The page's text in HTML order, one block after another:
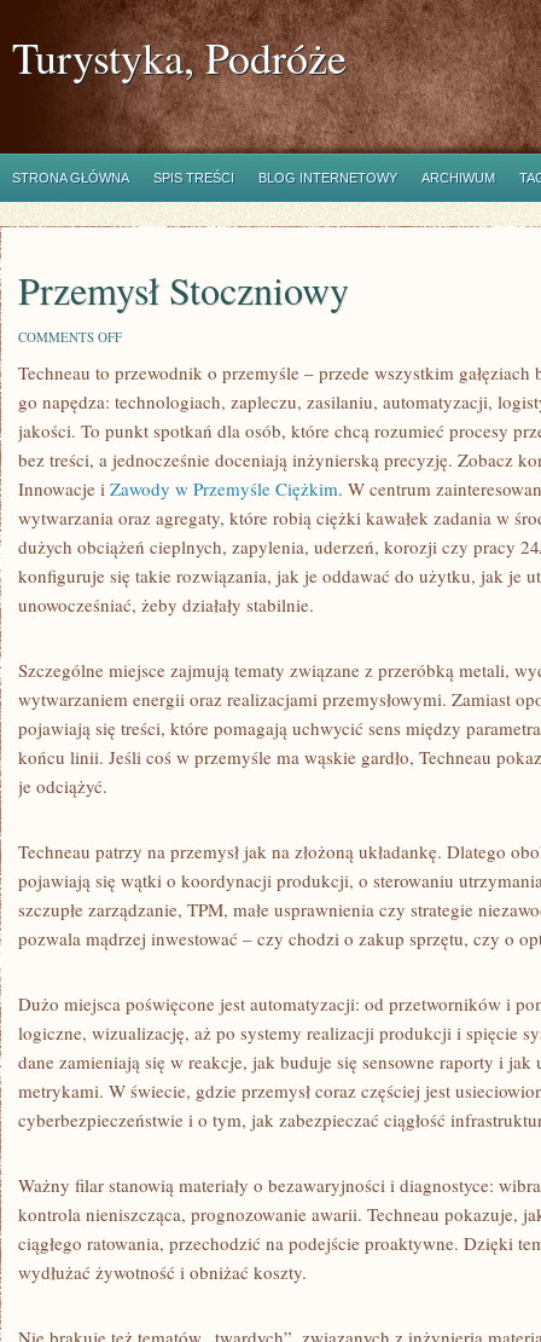
Turystyka, Podróże
STRONA GŁÓWNA SPIS TREŚCI BLOG INTERNETOWY ARCHIWUM
Przemysł Stoczniowy
COMMENTS OFFON
STOCZNIOWY
Techneau to przewodnik o przemyśle – przede wszystkim
go napędza: technologiach, zapleczu, zasilaniu, automatyzacji,
jakości. To punkt spotkań dla osób, które chcą rozumieć procesy
bez treści, a jednocześnie doceniają inżynierską precyzję. Zobacz
Innowacje i Zawody w Przemyśle Ciężkim. W centrum
wytwarzania oraz agregaty, które robią ciężki kawałek zadania w
dużych obciążeń cieplnych, zapylenia, uderzeń, korozji czy pracy
konfiguruje się takie rozwiązania, jak je oddawać do użytku, jak je
unowocześniać, żeby działały stabilnie.
Szczególne miejsce zajmują tematy związane z przeróbką metali,
wytwarzaniem energii oraz realizacjami przemysłowymi. Zamiast
pojawiają się treści, które pomagają uchwycić sens między
końcu linii. Jeśli coś w przemyśle ma wąskie gardło, Techneau
je odciążyć.
Techneau patrzy na przemysł jak na złożoną układankę. Dlatego
pojawiają się wątki o koordynacji produkcji, o sterowaniu
szczupłe zarządzanie, TPM, małe usprawnienia czy strategie
pozwala mądrzej inwestować – czy chodzi o zakup sprzętu, czy o
Dużo miejsca poświęcone jest automatyzacji: od przetworników i
logiczne, wizualizację, aż po systemy realizacji produkcji i spięcie
dane zamieniają się w reakcje, jak buduje się sensowne raporty i jak
metrykami. W świecie, gdzie przemysł coraz częściej jest
cyberbezpieczeństwie i o tym, jak zabezpieczać ciągłość
Ważny filar stanowią materiały o bezawaryjności i diagnostyce:
kontrola nieniszcząca, prognozowanie awarii. Techneau pokazuje,
ciągłego ratowania, przechodzić na podejście proaktywne. Dzięki
wydłużać żywotność i obniżać koszty.
Nie brakuje też tematów „twardych”, związanych z inżynierią